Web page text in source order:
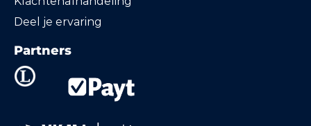
Deel je ervaring
Partners